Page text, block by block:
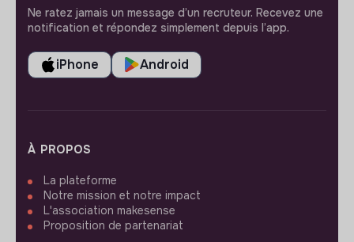
Ne ratez jamais un message d’un recruteur. Recevez une
notification et répondez simplement depuis l’app.
iPhone Android
À PROPOS
La plateforme
Notre mission et notre impact
L'association makesense
Proposition de partenariat